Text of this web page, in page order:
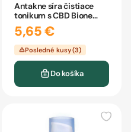
Antakne síra čistiace
tonikum s CBD Bione
255ml
5,65 €
Posledné kusy (3)
Do košíka